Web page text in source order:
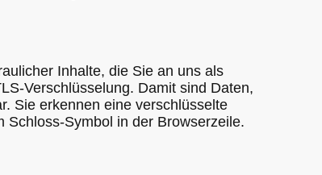
Inhalte, die Sie an uns als
Verschlüsselung. Damit sind Daten,
Sie erkennen eine verschlüsselte
Schloss-Symbol in der Browserzeile.